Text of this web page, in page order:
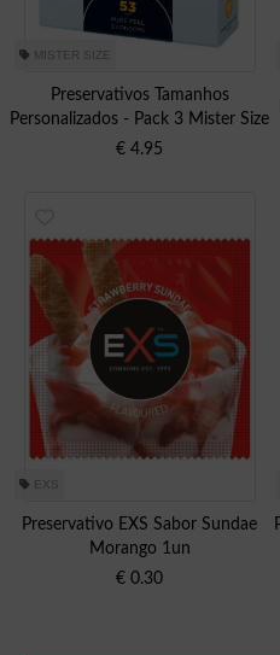
MISTER SIZE
Preservativos Tamanhos
Personalizados - Pack 3 Mister Size
€ 4.95
EXS
Preservativo EXS Sabor Sundae
Morango 1un
€ 0.30